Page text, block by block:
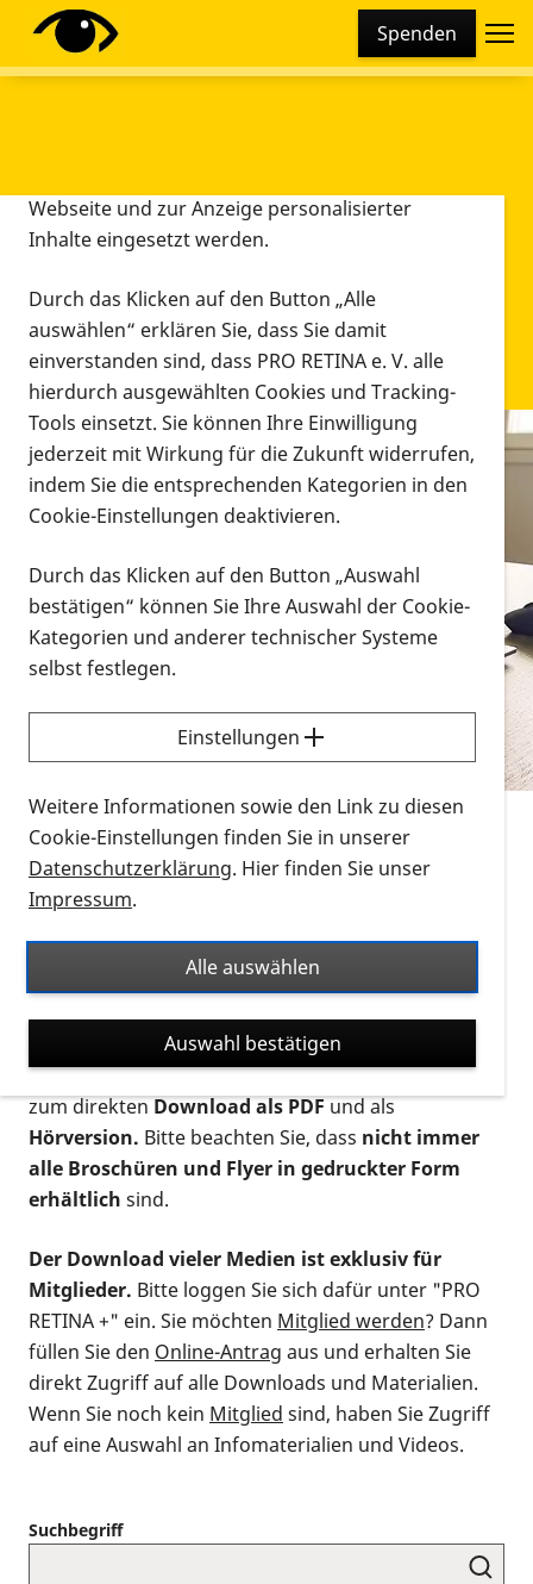
Spenden
Infomaterial
Infomaterial
Vorlesen
Alle Infomaterialien in verschiedenen
Formaten an einem Ort
Sie möchten wissen, wie Sie nach Infonmaterial
suchen und dieses bestellen bzw. herunterladen
können? Schauen Sie sich dieErklärvideos zum
Thema Infomaterial auf der PRO RETINA-Website
für blinde und sehbehinderte Menschen an.
Auf dieser Seite finden Sie sämtliches Infomaterial
Ort. Nutzen Sie den Formatfilter, um ausschließlich
nach Flyern und Broschüren, Audios oder Videos zu
suchen. Die meisten Flyer und Broschüren werden in
verschiedenen Formaten angeboten: zur
postalischen Bestellung als gedruckte Variante
zum direktenDownload als PDFund als
Hörversion. Bitte beachten Sie, dass nicht immer
alle Broschüren und Flyer in gedruckter Form
erhältlich sind.
Der Download vieler Medien ist exklusiv für
Mitglieder. Bitte loggen Sie sich dafür unter "PRO
RETINA +" ein. Sie möchten Mitglied werden? Dann
füllen Sie den Online-Antrag aus und erhalten Sie
direkt Zugriff auf alle Downloads und Materialien.
Wenn Sie noch kein Mitglied sind, haben Sie Zugriff
auf eine Auswahl an Infomaterialien und Videos.
Suchbegriff
Diese Webseite setzt verschiedene Cookies und
Tracking-Tools ein. Dies beinhaltet Cookies und
Webseite und zur Anzeige personalisierter
Inhalte eingesetzt werden.
Durch das Klicken auf den Button „Alle
auswählen“ erklären Sie, dass Sie damit
einverstanden sind, dass PRO RETINA e. V. alle
hierdurch ausgewählten Cookies und Tracking-
Tools einsetzt. Sie können Ihre Einwilligung
jederzeit mit Wirkung für die Zukunft widerrufen,
indem Sie die entsprechenden Kategorien in den
Cookie-Einstellungen deaktivieren.
Durch das Klicken auf den Button „Auswahl
bestätigen“ können Sie Ihre Auswahl der Cookie-
Kategorien und anderer technischer Systeme
selbst festlegen.
Einstellungen
Weitere Informationen sowie den Link zu diesen
Cookie-Einstellungen finden Sie in unserer
Datenschutzerklärung. Hier finden Sie unser
Impressum.
Alle auswählen
Auswahl bestätigen